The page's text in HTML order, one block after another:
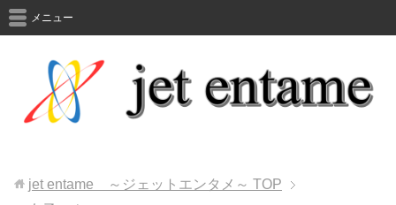
メニュー
jet entame ～ジェットエンタメ～ TOP